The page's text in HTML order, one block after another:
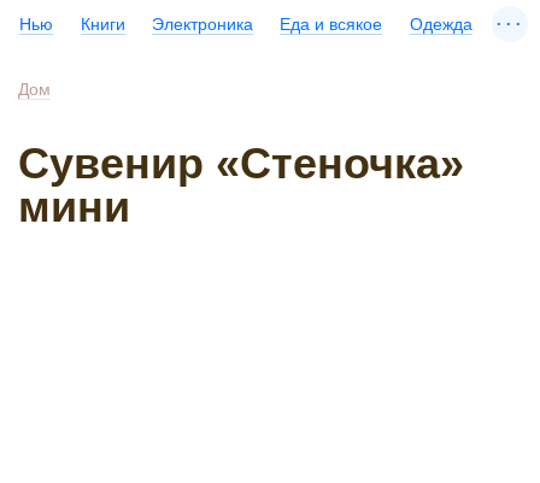
Нью Книги Электроника Еда и всякое Одежда ...
Дом
Сувенир «Стеночка»
мини